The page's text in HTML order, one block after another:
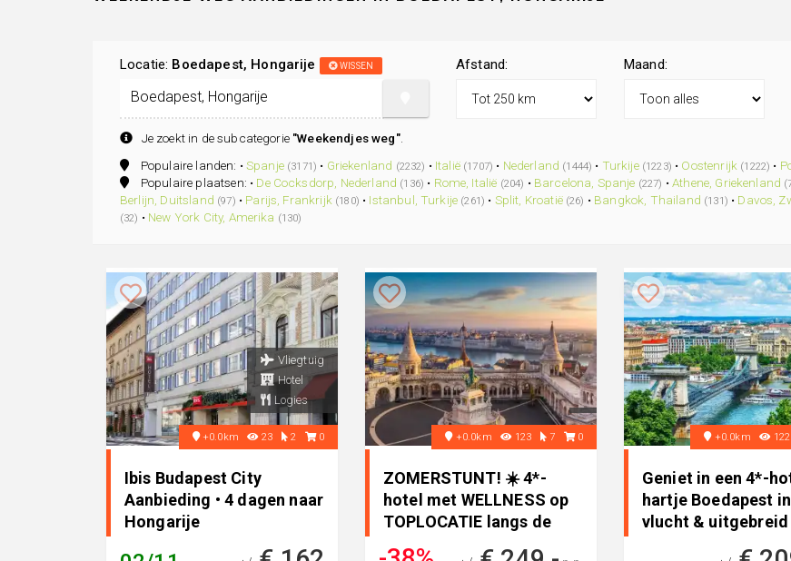
Locatie: Boedapest, Hongarije WISSEN
Je zoekt in de subcategorie "Weekendjes weg".
Afstand: Maand:
Populaire landen: •Spanje (3171) • Griekenland (2232) • Italië (1707) • Nederland (1444) • Turkije (1223) • Oostenrijk (1222) •
Populaire plaatsen: • De Cocksdorp, Nederland (136) • Rome, Italië (204) • Barcelona, Spanje (227) •Athene, Griekenland
Berlijn, Duitsland (97) • Parijs, Frankrijk (180) • Istanbul, Turkije (261) • Split, Kroatië (26) • Bangkok, Thailand (131) • Davos,
(32) • New York City, Amerika (130)
Vliegtuig
Hotel
Logies
+0.0km 23 2 0
Ibis Budapest City
Aanbieding • 4 dagen naar
Hongarije
+0.0km 123 7 0
ZOMERSTUNT! ☀️ 4*-
hotel met WELLNESS op
TOPLOCATIE langs de
Donau in h..
+0.0km
Geniet in een 4*-
hartje Boedapest
vlucht & uitgebreid